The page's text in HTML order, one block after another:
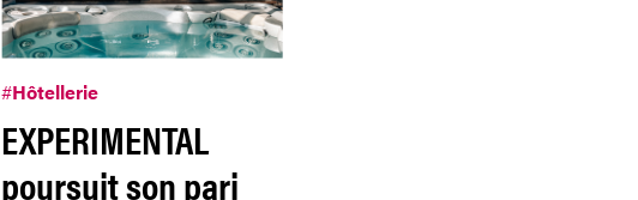
#Hôtellerie
EXPERIMENTAL
poursuit son pari